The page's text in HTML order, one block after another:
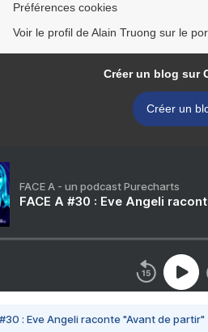
Préférences cookies
Voir le profil de Alain Truong sur le
Créer un blog sur
Créer un
FACE A - un podcast Purecharts
FACE A #30 : Eve Angeli
#30 : Eve Angeli raconte "Avant de partir"